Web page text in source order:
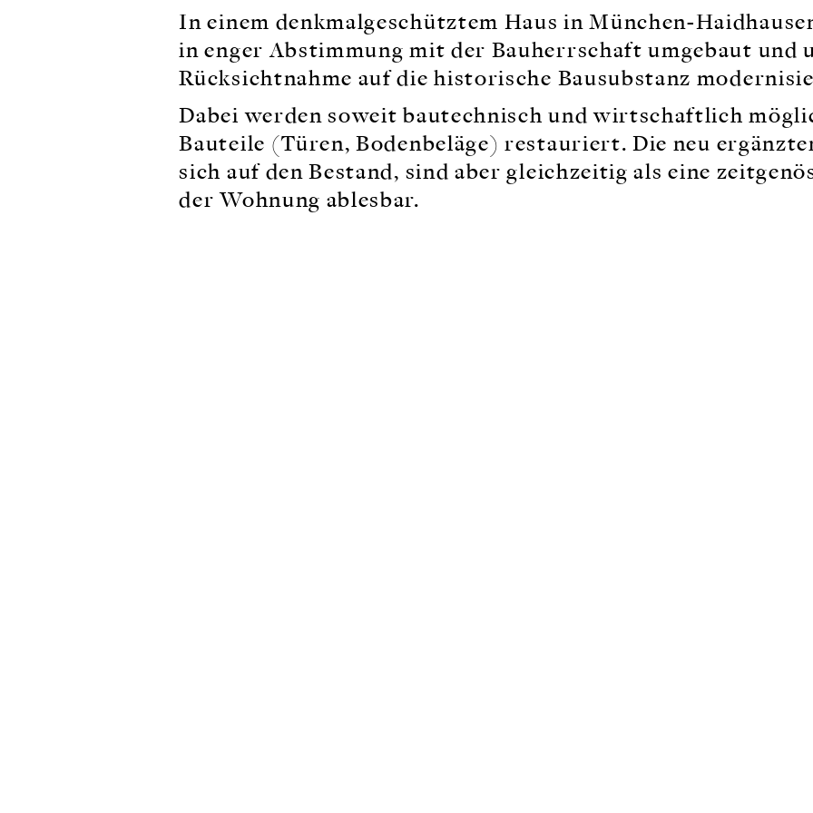
In einem denkmalgeschütztem Haus in München-
in enger Abstimmung mit der Bauherrschaft umgebaut und
Rücksichtnahme auf die historische Bausubstanz
Dabei werden soweit bautechnisch und wirtschaftlich
Bauteile (Türen, Bodenbeläge) restauriert. Die neu
sich auf den Bestand, sind aber gleichzeitig als eine
der Wohnung ablesbar.